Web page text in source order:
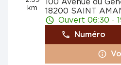
km
100 Avenue du
18200 SAINT
Ouvert 06:30 -
Numéro